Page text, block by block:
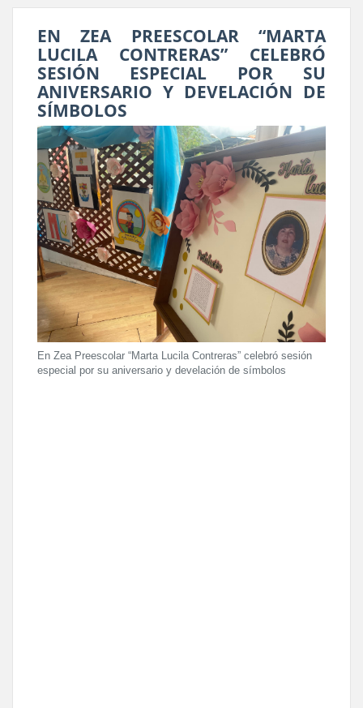
EN ZEA PREESCOLAR “MARTA
LUCILA CONTRERAS” CELEBRÓ
SESIÓN ESPECIAL POR SU
ANIVERSARIO Y DEVELACIÓN DE
SÍMBOLOS
En Zea Preescolar “Marta Lucila Contreras” celebró sesión
especial por su aniversario y develación de símbolos